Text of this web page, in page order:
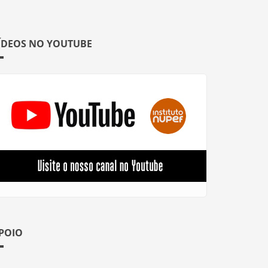
NO YOUTUBE